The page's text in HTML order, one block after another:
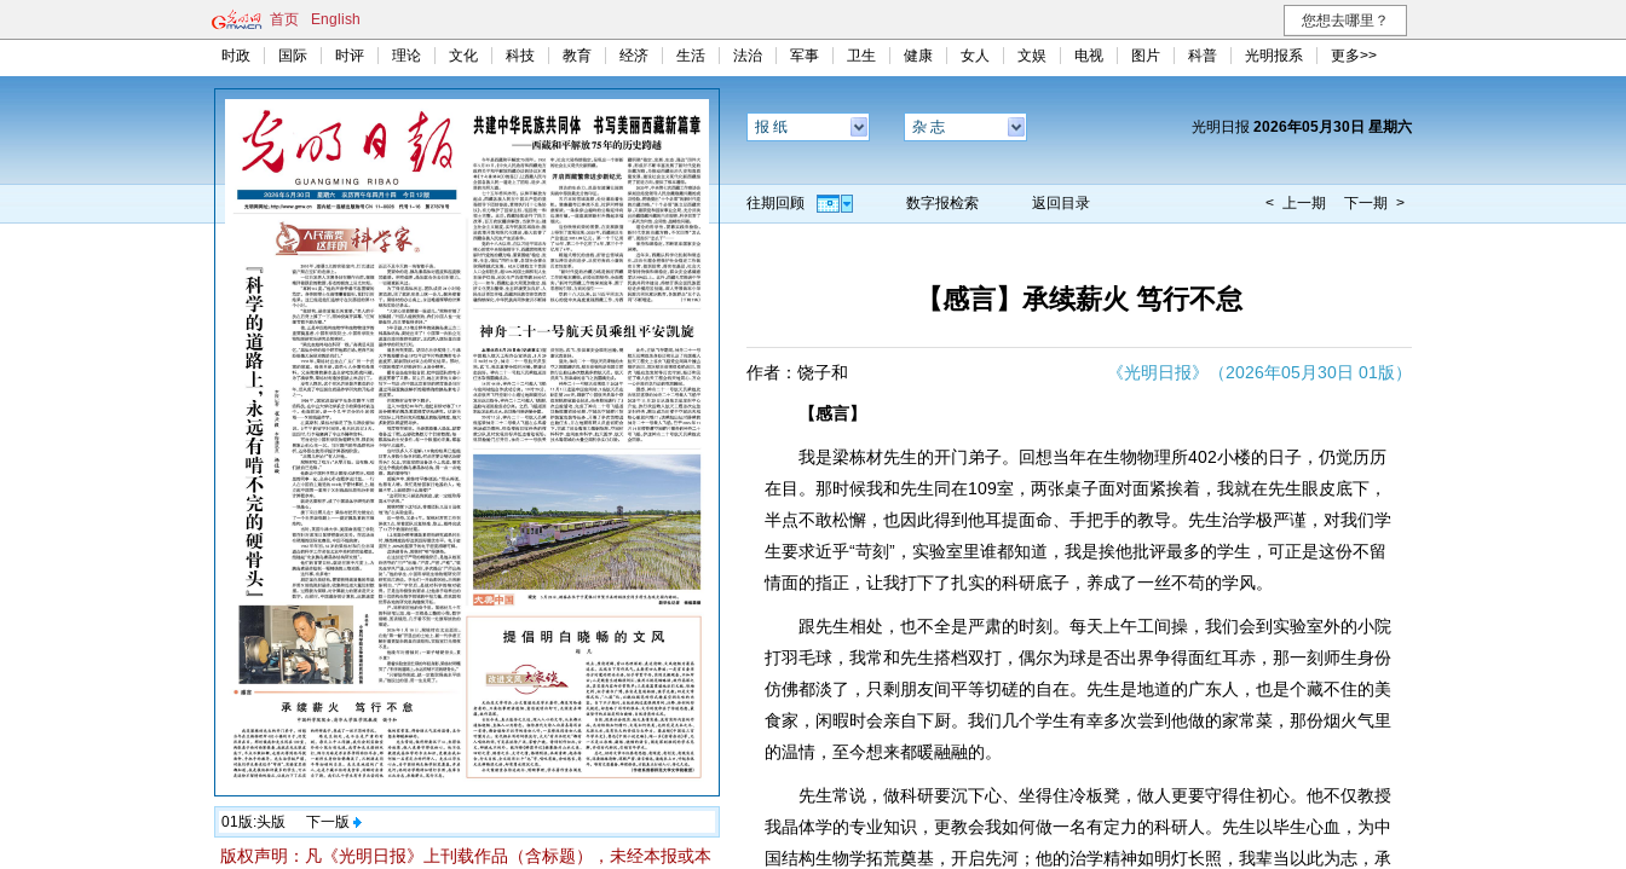
首页 English 您想去哪里？
时政 国际 时评 理论 文化 科技 教育 经济 生活 法治 军事 卫生 健康 女人 文娱 电视 图片 科普 光明报系 更多>>
01版:头版 下一版
版权声明：凡《光明日报》上刊载作品（含标题），未经本报或本
报 纸 杂 志 光明日报 2026年05月30日 星期六
往期回顾 数字报检索 返回目录 < 上一期 下一期 >
【感言】承续薪火 笃行不怠
作者：饶子和 《光明日报》（2026年05月30日 01版）
【感言】
我是梁栋材先生的开门弟子。回想当年在生物物理所402小楼的日子，仍觉历历
在目。那时候我和先生同在109室，两张桌子面对面紧挨着，我就在先生眼皮底下，
半点不敢松懈，也因此得到他耳提面命、手把手的教导。先生治学极严谨，对我们学
生要求近乎“苛刻”，实验室里谁都知道，我是挨他批评最多的学生，可正是这份不留
情面的指正，让我打下了扎实的科研底子，养成了一丝不苟的学风。
跟先生相处，也不全是严肃的时刻。每天上午工间操，我们会到实验室外的小院
打羽毛球，我常和先生搭档双打，偶尔为球是否出界争得面红耳赤，那一刻师生身份
仿佛都淡了，只剩朋友间平等切磋的自在。先生是地道的广东人，也是个藏不住的美
食家，闲暇时会亲自下厨。我们几个学生有幸多次尝到他做的家常菜，那份烟火气里
的温情，至今想来都暖融融的。
先生常说，做科研要沉下心、坐得住冷板凳，做人更要守得住初心。他不仅教授
我晶体学的专业知识，更教会我如何做一名有定力的科研人。先生以毕生心血，为中
国结构生物学拓荒奠基，开启先河；他的治学精神如明灯长照，我辈当以此为志，承